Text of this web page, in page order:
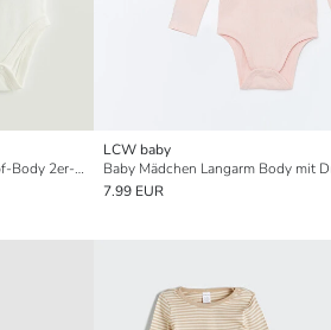
Basic Baby Jungen Druckknopf-Body 2er-Pack
LCW baby
7.99 EUR